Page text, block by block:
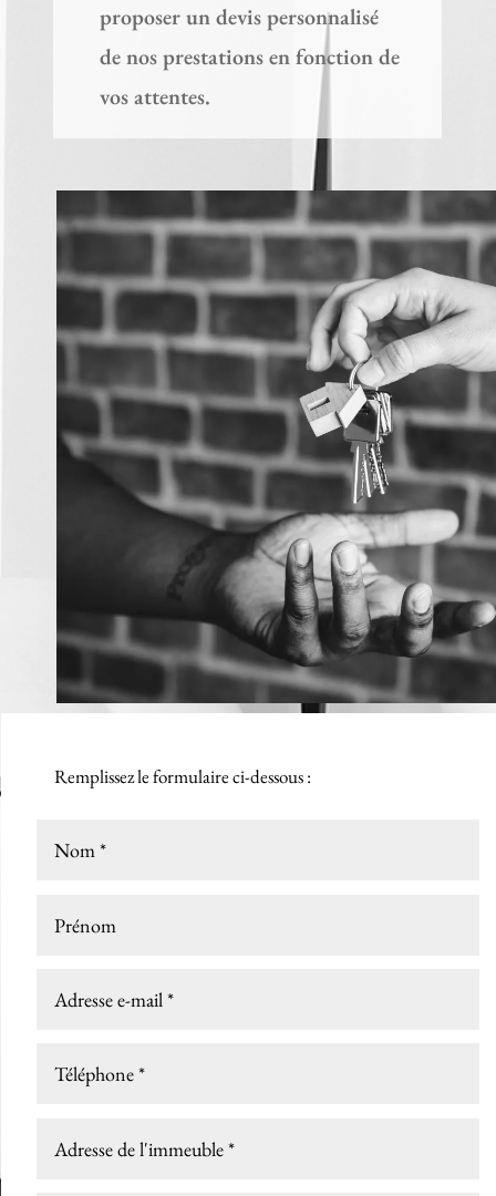
proposer un devis personnalisé
de nos prestations en fonction de
vos attentes.